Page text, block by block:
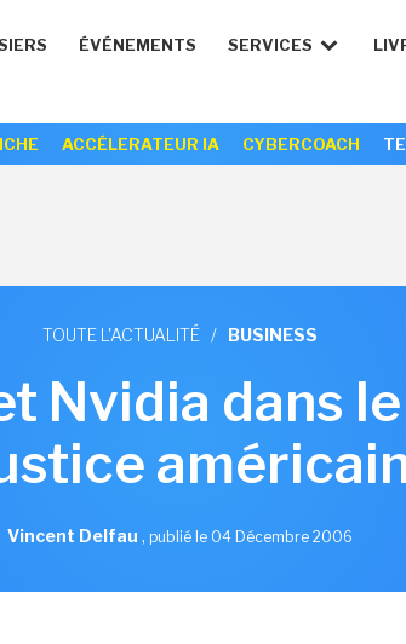
ÉVÉNEMENTS SERVICES
ACCÉLERATEUR IA CYBERCOACH
TOUTE L'ACTUALITÉ / BUSINESS
Nvidia dans
Vincent Delfau , publié le 04 Décembre 2006